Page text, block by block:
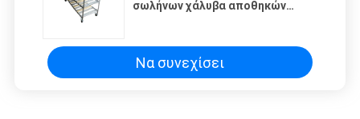
σωλήνων χάλυβα αποθηκών
Να συνεχίσει